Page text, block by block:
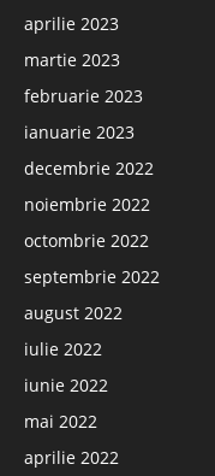
aprilie 2023
martie 2023
februarie 2023
ianuarie 2023
decembrie 2022
noiembrie 2022
octombrie 2022
septembrie 2022
august 2022
iulie 2022
iunie 2022
mai 2022
aprilie 2022